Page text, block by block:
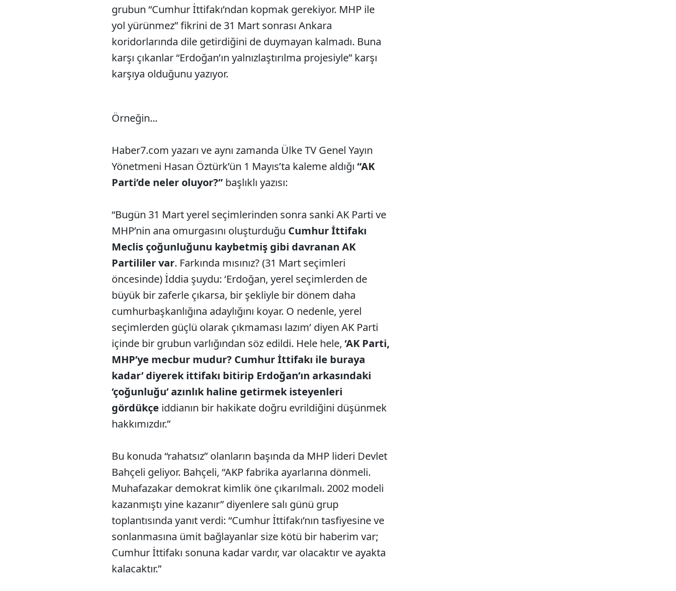
grubun “Cumhur İttifakı’ndan kopmak gerekiyor. MHP ile
yol yürünmez” fikrini de 31 Mart sonrası Ankara
koridorlarında dile getirdiğini de duymayan kalmadı. Buna
karşı çıkanlar “Erdoğan’ın yalnızlaştırılma projesiyle” karşı
karşıya olduğunu yazıyor.
Örneğin...
Haber7.com yazarı ve aynı zamanda Ülke TV Genel Yayın
Yönetmeni Hasan Öztürk’ün 1 Mayıs’ta kaleme aldığı “AK
Parti’de neler oluyor?”başlıklı yazısı:
“Bugün 31 Mart yerel seçimlerinden sonra sanki AK Parti ve
MHP’nin ana omurgasını oluşturduğu Cumhur İttifakı
Meclis çoğunluğunu kaybetmiş gibi davranan AK
Partililer var. Farkında mısınız? (31 Mart seçimleri
öncesinde) İddia şuydu: ‘Erdoğan, yerel seçimlerden de
büyük bir zaferle çıkarsa, bir şekliyle bir dönem daha
cumhurbaşkanlığına adaylığını koyar. O nedenle, yerel
seçimlerden güçlü olarak çıkmaması lazım’ diyen AK Parti
içinde bir grubun varlığından söz edildi. Hele hele, ‘AK Parti,
MHP’ye mecbur mudur? Cumhur İttifakı ile buraya
kadar’ diyerek ittifakı bitirip Erdoğan’ın arkasındaki
‘çoğunluğu’ azınlık haline getirmek isteyenleri
gördükçe iddianın bir hakikate doğru evrildiğini düşünmek
hakkımızdır.”
Bu konuda “rahatsız” olanların başında da MHP lideri Devlet
Bahçeli geliyor. Bahçeli, “AKP fabrika ayarlarına dönmeli.
Muhafazakar demokrat kimlik öne çıkarılmalı. 2002 modeli
kazanmıştı yine kazanır” diyenlere salı günü grup
toplantısında yanıt verdi: “Cumhur İttifakı’nın tasfiyesine ve
sonlanmasına ümit bağlayanlar size kötü bir haberim var;
Cumhur İttifakı sonuna kadar vardır, var olacaktır ve ayakta
kalacaktır.”